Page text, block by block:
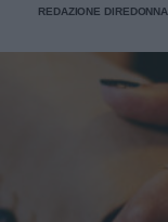
REDAZIONE DIREDONNA